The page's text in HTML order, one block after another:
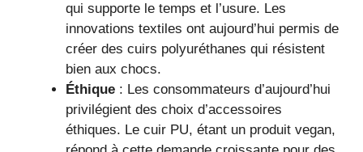
qui supporte le temps et l’usure. Les
innovations textiles ont aujourd’hui permis de
créer des cuirs polyuréthanes qui résistent
bien aux chocs.
Éthique : Les consommateurs d’aujourd’hui
privilégient des choix d’accessoires
éthiques. Le cuir PU, étant un produit vegan,